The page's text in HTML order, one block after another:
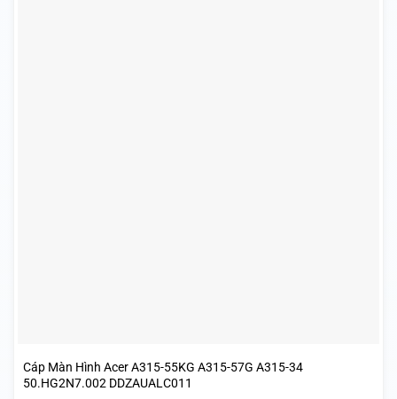
Cáp Màn Hình Acer A315-55KG A315-57G A315-34
50.HG2N7.002 DDZAUALC011